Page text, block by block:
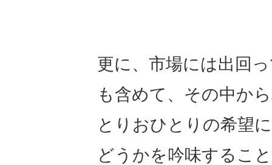
更に、市場には出回
も含めて、その中か
とりおひとりの希望
どうかを吟味するこ